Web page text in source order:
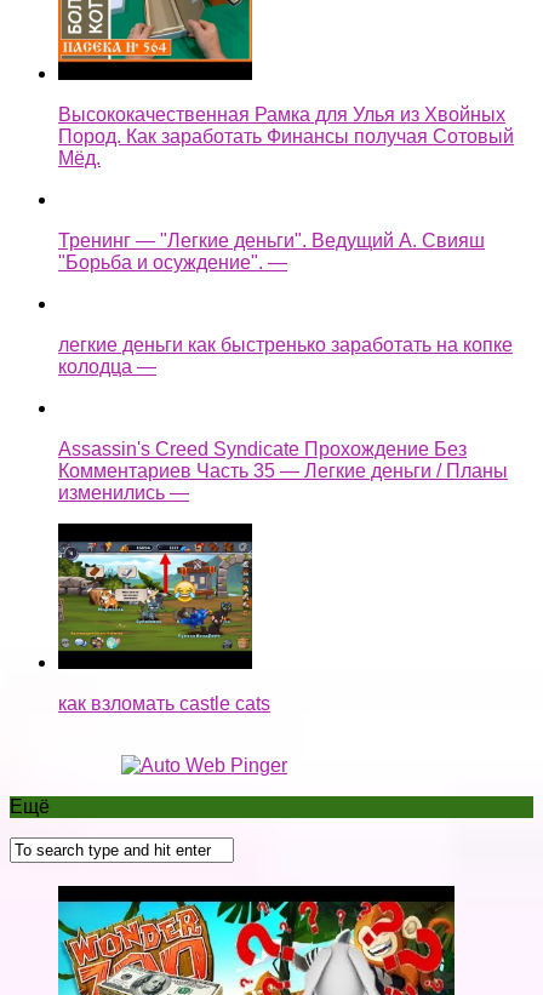
Высококачественная Рамка для Улья из Хвойных
Пород. Как заработать Финансы получая Сотовый
Мёд.
Тренинг — "Легкие деньги". Ведущий А. Свияш
"Борьба и осуждение". —
легкие деньги как быстренько заработать на копке
колодца —
Assassin's Creed Syndicate Прохождение Без
Комментариев Часть 35 — Легкие деньги / Планы
изменились —
как взломать castle cats
Ещё